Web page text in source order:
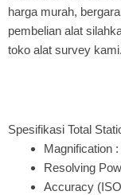
harga murah,
pembelian alat
toko alat survey kami.
Spesifikasi Total
Magnification :
Resolving
Accuracy